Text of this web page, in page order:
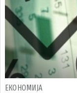
ЕКОНОМИЈА